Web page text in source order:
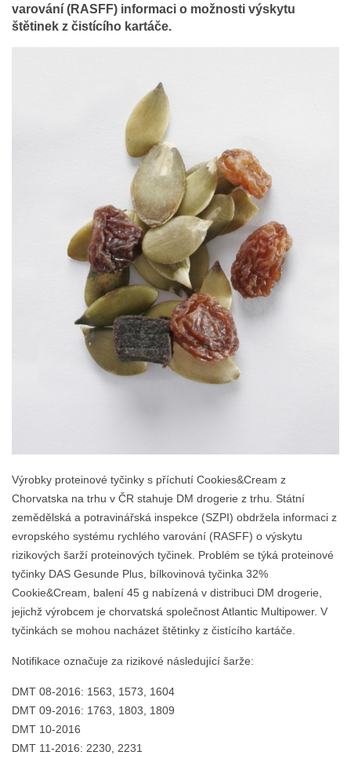
varování (RASFF) informaci o možnosti výskytu
štětinek z čistícího kartáče.
Výrobky proteinové tyčinky s příchutí Cookies&Cream z
Chorvatska na trhu v ČR stahuje DM drogerie z trhu. Státní
zemědělská a potravinářská inspekce (SZPI) obdržela informaci z
evropského systému rychlého varování (RASFF) o výskytu
rizikových šarží proteinových tyčinek. Problém se týká proteinové
tyčinky DAS Gesunde Plus, bílkovinová tyčinka 32%
Cookie&Cream, balení 45 g nabízená v distribuci DM drogerie,
jejichž výrobcem je chorvatská společnost Atlantic Multipower. V
tyčinkách se mohou nacházet štětinky z čistícího kartáče.
Notifikace označuje za rizikové následující šarže:
DMT 08-2016: 1563, 1573, 1604
DMT 09-2016: 1763, 1803, 1809
DMT 10-2016
DMT 11-2016: 2230, 2231